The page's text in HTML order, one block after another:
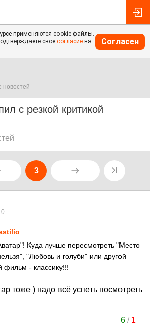
применяются cookie-файлы.
свое согласие на
Согласен
новостей
с резкой критикой
3
Куда лучше пересмотреть "Место
"Любовь и голуби" или другой
фильм - классику!!!
тоже ) надо всё успеть посмотреть
6/ 1